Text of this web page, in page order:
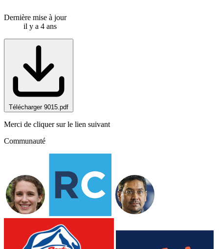
Dernière mise à jour
il y a 4 ans
Télécharger 9015.pdf
Merci de cliquer sur le lien suivant
Communauté